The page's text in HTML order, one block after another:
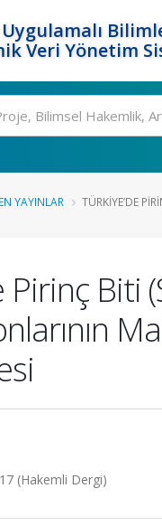
Veri Yönetim
YAYINLAR TÜRKIYE’DE
Pirinç
(Hakemli Dergi)